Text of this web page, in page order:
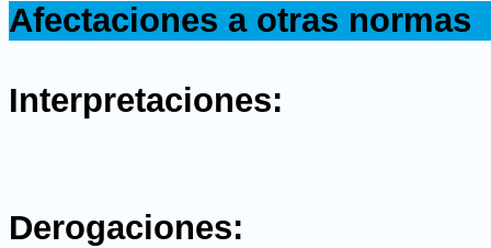
Afectaciones a otras normas
Interpretaciones:
Derogaciones: